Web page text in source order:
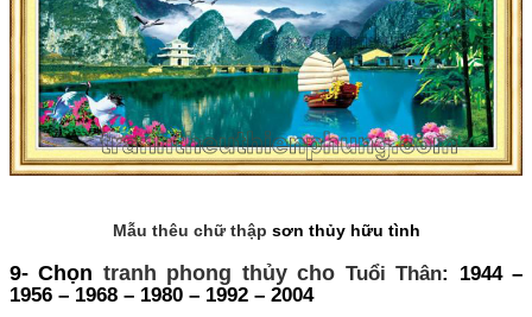
Mẫu thêu chữ thập sơn thủy hữu tình
9- Chọn tranh phong thủy cho Tuổi Thân: 1944 –
1956 – 1968 – 1980 – 1992 – 2004